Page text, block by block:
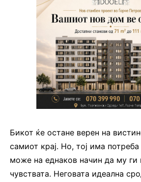
Бикот ќе остане верен на
самиот крај. Но, тој има потреба
може на еднаков начин да му ги
чувствата. Неговата идеална